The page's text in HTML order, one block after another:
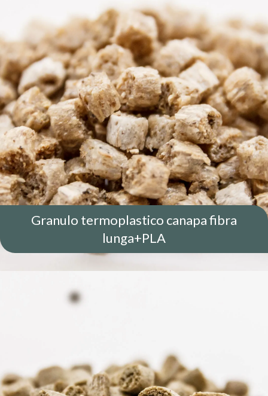
ACQUISTA
Granulo termoplastico canapa fibra
lunga+PLA